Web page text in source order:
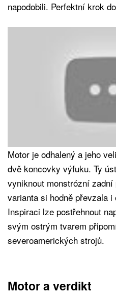
napodobili. Perfektní krok
Motor je odhalený a jeho
dvě koncovky výfuku. Ty
vyniknout monstrózní
varianta si hodně převzala i
Inspiraci lze postřehnout
svým ostrým tvarem
severoamerických strojů.
Motor a verdikt